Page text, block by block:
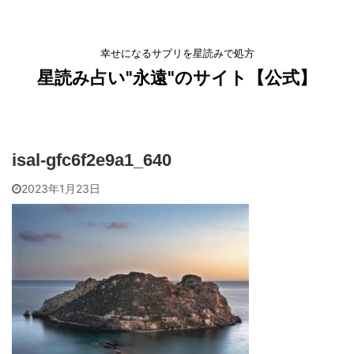
幸せになるサプリを星読みで処方
星読み占い"永遠"のサイト【公式】
isal-gfc6f2e9a1_640
2023年1月23日